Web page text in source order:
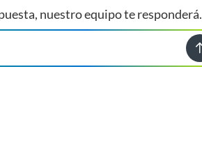
nuestro equipo te responderá.